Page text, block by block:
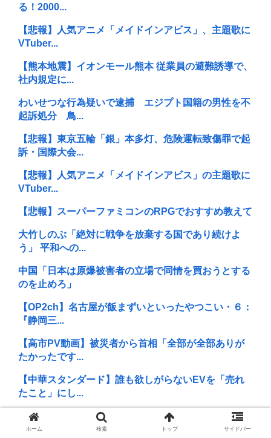
る！2000...
【悲報】人気アニメ「メイドインアビス」、主題歌に
VTuber...
【熊本地震】イオンモール熊本 従業員の避難誘導で、
社内規定に...
わいせつな行為疑いで逮捕 エジプト国籍の男性を不
起訴処分 鳥...
【悲報】東京五輪「銀」本多灯、危険運転致傷罪で起
訴・国際大会...
【悲報】人気アニメ「メイドインアビス」の主題歌に
VTuber...
【悲報】スーパーファミコンのRPGでおすすめ教えて
大竹しのぶ「絶対に戦争を放棄する国であり続けよ
う」 平和への...
中国「日本は原爆被害者の立場で同情を買おうとする
のを止めろ」
【OP2ch】名古屋が飯まずいといったやつこい・６：
『静岡三...
【高市PV動画】被災者から首相「全部が全部ありが
たかったです...
【中華スタンダード】誰も欲しがらないEVを「売れ
たこと」にし...
イラン最高指導者のモジタバ・ハメネイ師が「危篤状
態」？ イラ...
ホーム 検索 トップ サイドバー